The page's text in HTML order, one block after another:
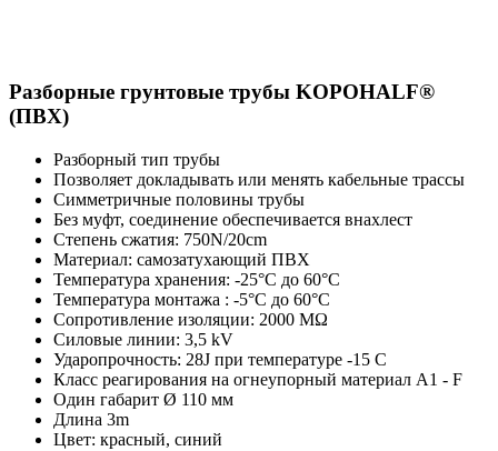
Разборные грунтовые трубы KOPOHALF®
(ПВХ)
Разборный тип трубы
Позволяет докладывать или менять кабельные трассы
Симметричные половины трубы
Без муфт, соединение обеспечивается внахлест
Степень сжатия: 750N/20cm
Материал: самозатухающий ПВХ
Температура хранения: -25°C до 60°C
Температура монтажа : -5°C до 60°C
Сопротивление изоляции: 2000 MΩ
Силовые линии: 3,5 kV
Ударопрочность: 28J при температуре -15 C
Класс реагирования на огнеупорный материал A1 - F
Один габарит Ø 110 мм
Длина 3m
Цвет: красный, синий